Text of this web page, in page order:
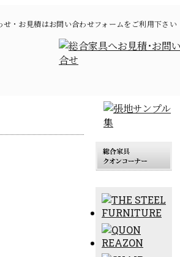
・お見積はお問い合わせフォームをご利用下さい